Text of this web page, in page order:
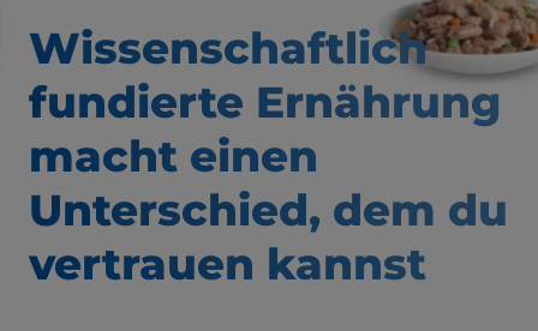
Wissenschaftlich
fundierte Ernährung
macht einen
Unterschied, dem du
vertrauen kannst